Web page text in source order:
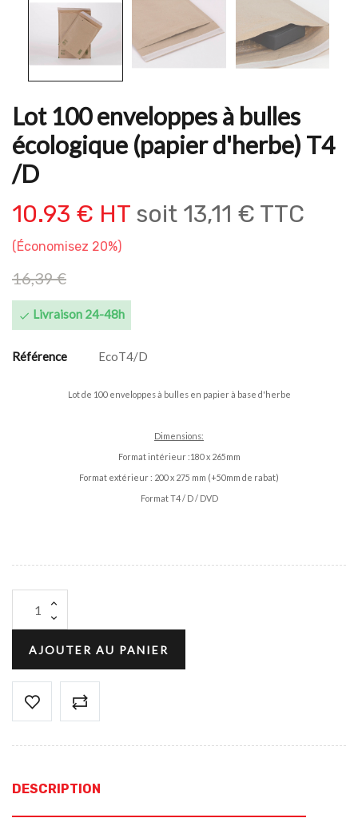
Lot 100 enveloppes à bulles
écologique (papier d'herbe) T4
/D
10.93 € HT soit 13,11 € TTC
Économisez 20%
16,39 €
 Livraison 24-48h
Référence EcoT4/D
Lot de 100 enveloppes à bulles en papier à base d'herbe
Dimensions:
Format intérieur :180 x 265mm
Format extérieur : 200 x 275 mm (+50mm de rabat)
FormatT4 / D/ DVD
AJOUTER AU PANIER
DESCRIPTION